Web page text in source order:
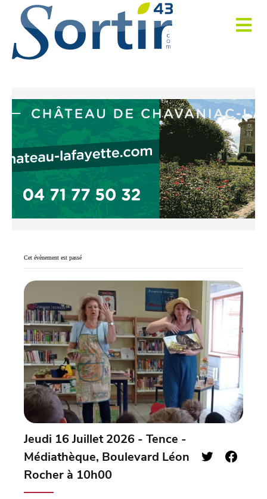
Cet évènement est passé
Jeudi 16 Juillet 2026 - Tence -
Médiathèque, Boulevard Léon
Rocher à 10h00